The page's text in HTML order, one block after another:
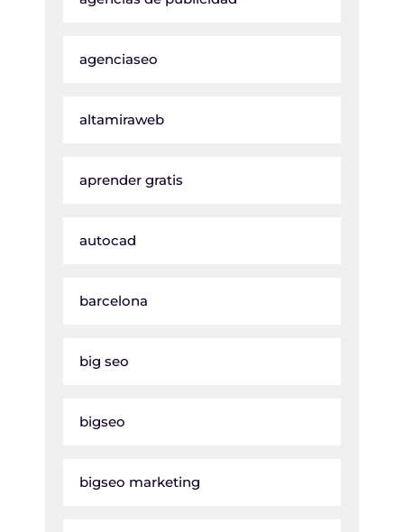
agenciaseo
altamiraweb
aprender gratis
autocad
barcelona
big seo
bigseo
bigseo marketing